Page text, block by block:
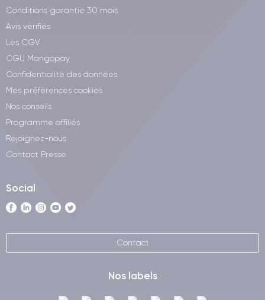
Conditions garantie 30 mois
Avis vérifiés
Les CGV
CGU Mangopay
Confidentialité des données
Mes préférences cookies
Nos conseils
Programme affiliés
Rejoignez-nous
Contact Presse
Social
Contact
Nos labels